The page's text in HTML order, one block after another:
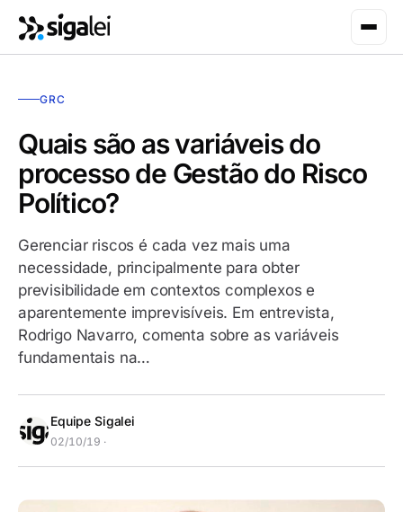
GRC
Quais são as variáveis do
processo de Gestão do Risco
Político?
Gerenciar riscos é cada vez mais uma
necessidade, principalmente para obter
previsibilidade em contextos complexos e
aparentemente imprevisíveis. Em entrevista,
Rodrigo Navarro, comenta sobre as variáveis
fundamentais na…
Equipe Sigalei
02/10/19 ·